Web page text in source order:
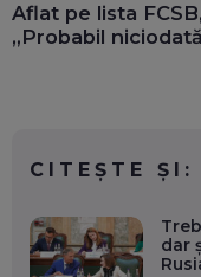
Aflat pe lista
„Probabil
CITEȘTE ȘI:
dar